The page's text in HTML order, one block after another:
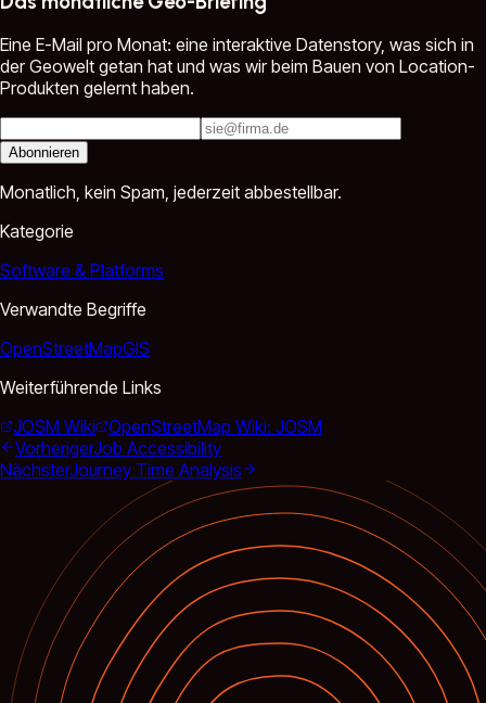
Eine E-Mail pro Monat: eine interaktive Datenstory, was sich in
der Geowelt getan hat und was wir beim Bauen von Location-
Produkten gelernt haben.
Abonnieren
Monatlich, kein Spam, jederzeit abbestellbar.
Kategorie
Software & Platforms
Verwandte Begriffe
OpenStreetMapGIS
Weiterführende Links
JOSM Wiki
OpenStreetMap Wiki: JOSM
VorherigerJob Accessibility
NächsterJourney Time Analysis